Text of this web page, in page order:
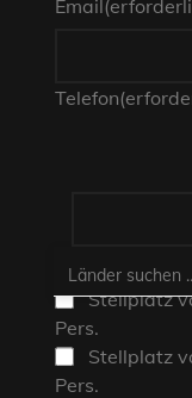
Email
Telefon
Stellplatz
Pers.
Stellplatz
Pers.